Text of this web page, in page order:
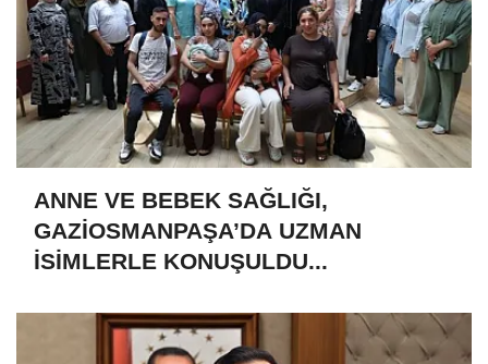
ANNE VE BEBEK SAĞLIĞI,
GAZİOSMANPAŞA’DA UZMAN
İSİMLERLE KONUŞULDU...